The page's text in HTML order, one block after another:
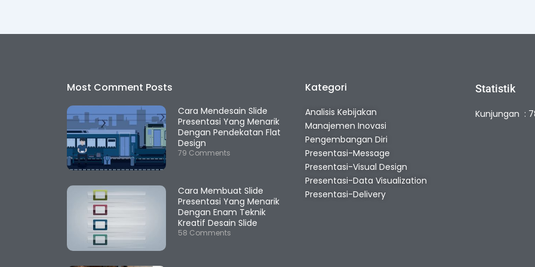
Most Comment Posts
Cara Mendesain Slide
Presentasi Yang Menarik
Dengan Pendekatan Flat
Design
79 Comments
Cara Membuat Slide
Presentasi Yang Menarik
Dengan Enam Teknik
Kreatif Desain Slide
58 Comments
Kategori
Analisis Kebijakan
Manajemen Inovasi
Pengembangan Diri
Presentasi-Message
Presentasi-Visual Design
Presentasi-Data Visualization
Presentasi-Delivery
Statistik
Kunjungan :